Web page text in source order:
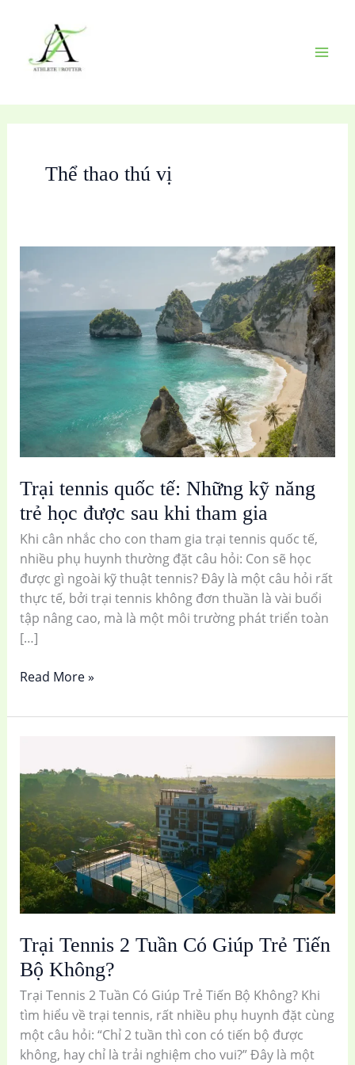
content
Thể thao thú vị
Trại tennis quốc tế: Những kỹ năng
trẻ học được sau khi tham gia
Khi cân nhắc cho con tham gia trại tennis quốc tế,
nhiều phụ huynh thường đặt câu hỏi: Con sẽ học
được gì ngoài kỹ thuật tennis? Đây là một câu hỏi rất
thực tế, bởi trại tennis không đơn thuần là vài buổi
tập nâng cao, mà là một môi trường phát triển toàn
[…]
tennis
quốc
tế:
kỹ
được
sau
tham
gia
Read More »
Trại Tennis 2 Tuần Có Giúp Trẻ Tiến
Bộ Không?
Trại Tennis 2 Tuần Có Giúp Trẻ Tiến Bộ Không? Khi
tìm hiểu về trại tennis, rất nhiều phụ huynh đặt cùng
một câu hỏi: “Chỉ 2 tuần thì con có tiến bộ được
không, hay chỉ là trải nghiệm cho vui?” Đây là một
Tennis
Tuần
Có
Giúp
Trẻ
Tiến
Bộ